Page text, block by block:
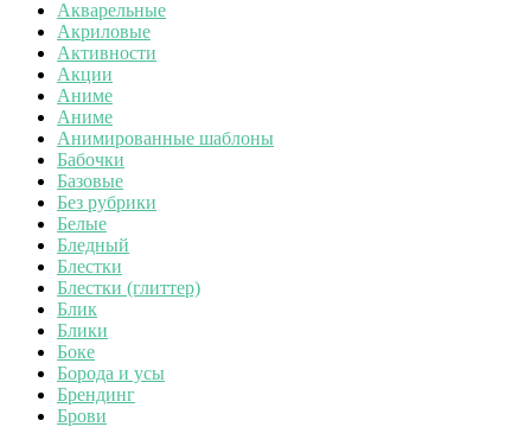
Акварельные
Акриловые
Активности
Акции
Аниме
Аниме
Анимированные шаблоны
Бабочки
Базовые
Без рубрики
Белые
Бледный
Блестки
Блестки (глиттер)
Блик
Блики
Боке
Борода и усы
Брендинг
Брови